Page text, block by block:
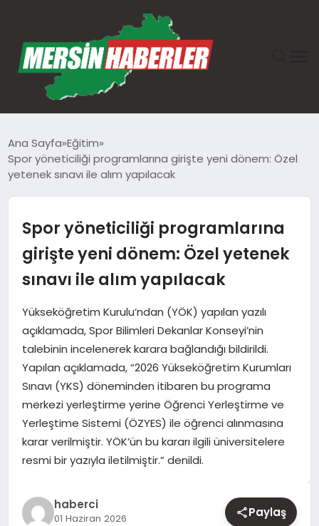
GÜNDEM
SAĞLIK
TEKNOLOJI
SPOR
YAŞAM
EĞITIM
Ana Sayfa Eğitim
Spor yöneticiliği programlarına girişte yeni dönem: Özel
yetenek sınavı ile alım yapılacak
Spor yöneticiliği programlarına
girişte yeni dönem: Özel yetenek
sınavı ile alım yapılacak
Yükseköğretim Kurulu’ndan (YÖK) yapılan yazılı
açıklamada, Spor Bilimleri Dekanlar Konseyi’nin
talebinin incelenerek karara bağlandığı bildirildi.
Yapılan açıklamada, “2026 Yükseköğretim Kurumları
Sınavı (YKS) döneminden itibaren bu programa
merkezi yerleştirme yerine Öğrenci Yerleştirme ve
Yerleştime Sistemi (ÖZYES) ile öğrenci alınmasına
karar verilmiştir. YÖK’ün bu kararı ilgili üniversitelere
resmi bir yazıyla iletilmiştir.” denildi.
haberci
01 Haziran 2026 Paylaş